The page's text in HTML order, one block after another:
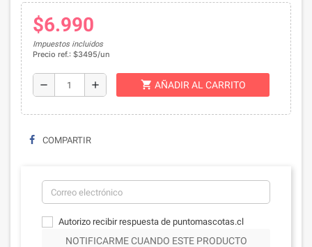
$6.990
Impuestos incluidos
Precio ref.: $3495/un
remove add shopping_cart AÑADIR AL CARRITO
COMPARTIR
Autorizo recibir respuesta de puntomascotas.cl
NOTIFICARME CUANDO ESTE PRODUCTO